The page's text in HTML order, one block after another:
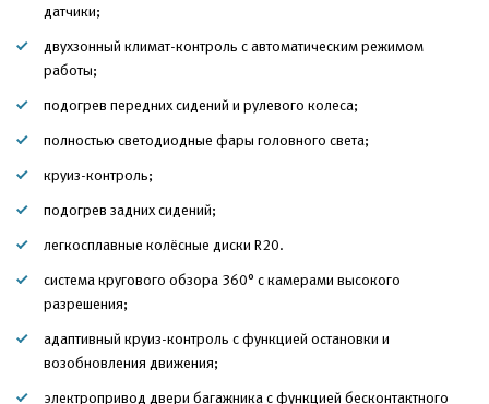
датчики;
двухзонный климат-контроль с автоматическим режимом
работы;
подогрев передних сидений и рулевого колеса;
полностью светодиодные фары головного света;
круиз-контроль;
подогрев задних сидений;
легкосплавные колёсные диски R20.
система кругового обзора 360° с камерами высокого
разрешения;
адаптивный круиз-контроль с функцией остановки и
возобновления движения;
электропривод двери багажника с функцией бесконтактного